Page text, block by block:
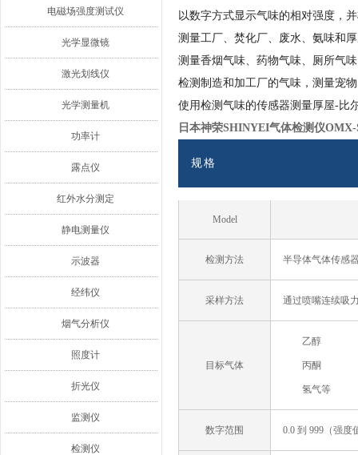
电磁场强度测试仪
光学显微镜
激光划线仪
光学测量机
功率计
露点仪
红外水分测定
静电测量仪
示波器
经纬仪
烟气分析仪
照度计
折光仪
监测仪
检测仪
以数字方式显示气味的相对强度，
测量工厂、焚化厂、废水、氨味和
测量香烟气味、药物气味、厕所气
检测制造和加工厂的气味，测量宠
使用检测气味的传感器测量厚屋-比
日本神荣SHINYEI气体检测仪
规格
Model
检测方法 半导体气体传感
采样方法 通过喷嘴连续吸
目标气体
乙醇
丙酮
氢气等
数字范围 0.0 到 999（强度